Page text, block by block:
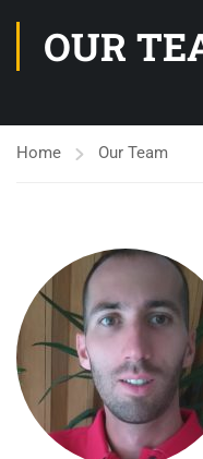
OUR
Home Our Team